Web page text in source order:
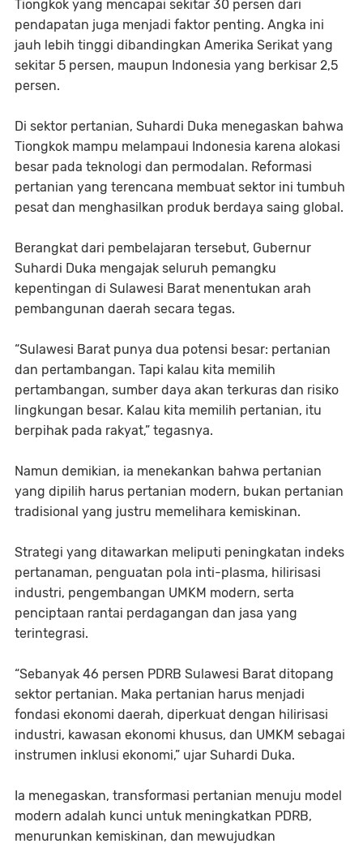
Tiongkok yang mencapai sekitar 30 persen dari
pendapatan juga menjadi faktor penting. Angka ini
jauh lebih tinggi dibandingkan Amerika Serikat yang
sekitar 5 persen, maupun Indonesia yang berkisar 2,5
persen.
Di sektor pertanian, Suhardi Duka menegaskan bahwa
Tiongkok mampu melampaui Indonesia karena alokasi
besar pada teknologi dan permodalan. Reformasi
pertanian yang terencana membuat sektor ini tumbuh
pesat dan menghasilkan produk berdaya saing global.
Berangkat dari pembelajaran tersebut, Gubernur
Suhardi Duka mengajak seluruh pemangku
kepentingan di Sulawesi Barat menentukan arah
pembangunan daerah secara tegas.
“Sulawesi Barat punya dua potensi besar: pertanian
dan pertambangan. Tapi kalau kita memilih
pertambangan, sumber daya akan terkuras dan risiko
lingkungan besar. Kalau kita memilih pertanian, itu
berpihak pada rakyat,” tegasnya.
Namun demikian, ia menekankan bahwa pertanian
yang dipilih harus pertanian modern, bukan pertanian
tradisional yang justru memelihara kemiskinan.
Strategi yang ditawarkan meliputi peningkatan indeks
pertanaman, penguatan pola inti-plasma, hilirisasi
industri, pengembangan UMKM modern, serta
penciptaan rantai perdagangan dan jasa yang
terintegrasi.
“Sebanyak 46 persen PDRB Sulawesi Barat ditopang
sektor pertanian. Maka pertanian harus menjadi
fondasi ekonomi daerah, diperkuat dengan hilirisasi
industri, kawasan ekonomi khusus, dan UMKM sebagai
instrumen inklusi ekonomi,” ujar Suhardi Duka.
Ia menegaskan, transformasi pertanian menuju model
modern adalah kunci untuk meningkatkan PDRB,
menurunkan kemiskinan, dan mewujudkan